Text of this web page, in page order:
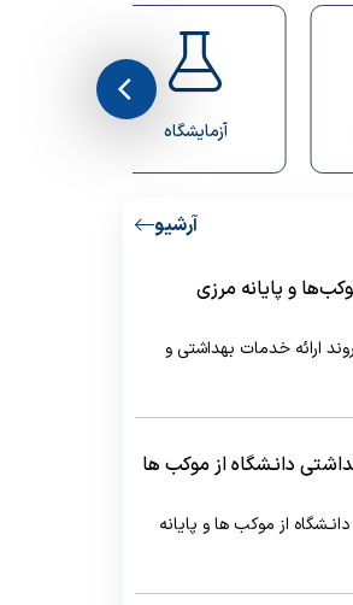
رزو غذا
آرشیو
و پایانه مرزی
ارائه خدمات بهداشتی و
دانـشگاه از موکب ها
از موکب ها و پایانه